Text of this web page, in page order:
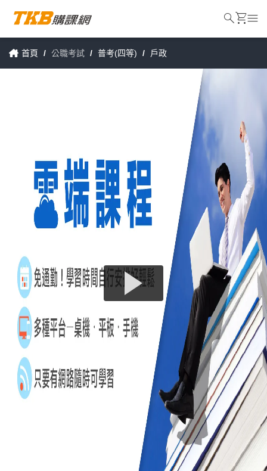
首頁 / 公職考試 / 普考(四等) / 戶政
searchshopping_cartmenu